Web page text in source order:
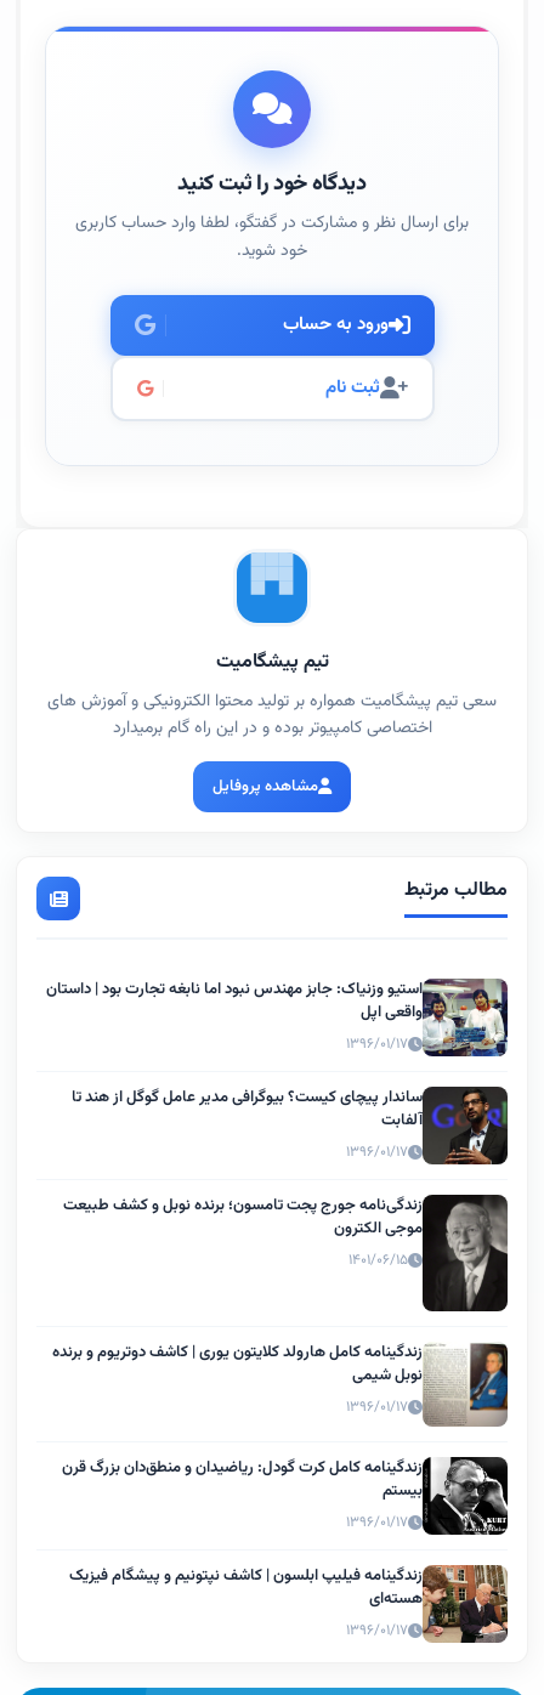
دیدگاه خود را ثبت کنید
برای ارسال نظر و مشارکت در گفتگو، لطفا وارد حساب کاربری
خود شوید.
ورود به حساب
ثبت نام
تیم پیشگامیت
سعی تیم پیشگامیت همواره بر تولید محتوا الکترونیکی و آموزش های
اختصاصی کامپیوتر بوده و در این راه گام برمیدارد
مشاهده پروفایل
مطالب مرتبط
استیو وزنیاک: جابز مهندس نبود اما نابغه تجارت بود | داستان
واقعی اپل
۱۳۹۶/۰۱/۱۷
ساندار پیچای کیست؟ بیوگرافی مدیر عامل گوگل از هند تا
آلفابت
۱۳۹۶/۰۱/۱۷
زندگی‌نامه جورج پجت تامسون؛ برنده نوبل و کشف طبیعت
موجی الکترون
۱۴۰۱/۰۶/۱۵
زندگینامه کامل هارولد کلایتون یوری | کاشف دوتریوم و برنده
نوبل شیمی
۱۳۹۶/۰۱/۱۷
زندگینامه کامل کرت گودل: ریاضیدان و منطق‌دان بزرگ قرن
بیستم
۱۳۹۶/۰۱/۱۷
زندگینامه فیلیپ ابلسون | کاشف نپتونیم و پیشگام فیزیک
هسته‌ای
۱۳۹۶/۰۱/۱۷